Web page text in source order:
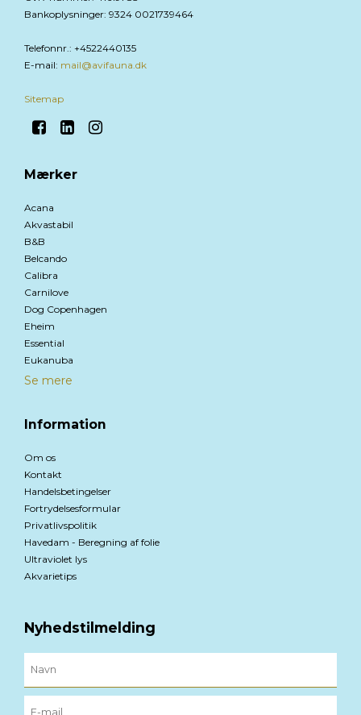
Bankoplysninger: 9324 0021739464
Telefonnr. : +4522440135
E-mail: mail@avifauna.dk
Sitemap
Mærker
Acana
Akvastabil
B&B
Belcando
Calibra
Carnilove
Dog Copenhagen
Eheim
Essential
Eukanuba
Se mere
Information
Om os
Kontakt
Handelsbetingelser
Fortrydelsesformular
Privatlivspolitik
Havedam - Beregning af folie
Ultraviolet lys
Akvarietips
Nyhedstilmelding